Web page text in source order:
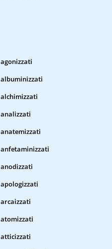
agonizzati
albuminizzati
alchimizzati
analizzati
anatemizzati
anfetaminizzati
anodizzati
apologizzati
arcaizzati
atomizzati
atticizzati